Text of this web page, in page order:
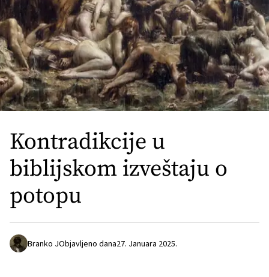
Kontradikcije u
biblijskom izveštaju o
potopu
Branko JObjavljeno dana27. Januara 2025.